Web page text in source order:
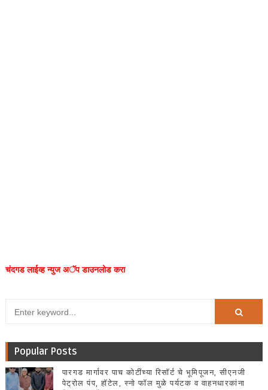
चंदगड लाईव्ह न्युज अॅप डाउनलोड करा
Popular Posts
पारगड मार्गावर पाच कोटींच्या रिसॉर्ट चे भूमिपूजन, सीएनजी
पेट्रोल पंप, हॉटेल, स्नो फॉल मुळे पर्यटक व वाहनधारकांना